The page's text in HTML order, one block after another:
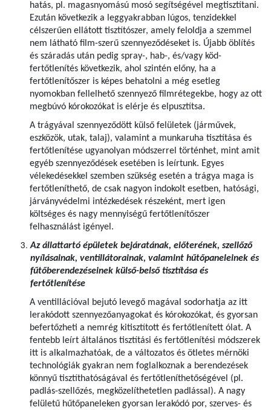
hatás, pl. magasnyomású mosó segítségével megtisztítani.
Ezután következik a leggyakrabban lúgos, tenzidekkel
célszerűen ellátott tisztítószer, amely feloldja a szemmel
nem látható film-szerű szennyeződéseket is. Újabb öblítés
és száradás után pedig spray-, hab-, és/vagy köd-
fertőtlenítés következik, ahol szintén előny, ha a
fertőtlenítőszer is képes behatolni a még esetleg
nyomokban fellelhető szennyező filmrétegekbe, hogy az ott
megbúvó kórokozókat is elérje és elpusztítsa.
A trágyával szennyeződött külső felületek (járművek,
eszközök, utak, talaj), valamint a munkaruha tisztítása és
fertőtlenítése ugyanolyan módszerrel történhet, mint amit
egyéb szennyeződések esetében is leírtunk. Egyes
vélekedésekkel szemben szükség esetén a trágya maga is
fertőtleníthető, de csak nagyon indokolt esetben, hatósági,
járványvédelmi intézkedések részeként, mert igen
költséges és nagy mennyiségű fertőtlenítőszer
felhasználást igényel.
Az állattartó épületek bejáratának, előterének, szellőző
nyílásainak, ventillátorainak, valamint hűtőpaneleinek és
fűtőberendezéseinek külső-belső tisztítása és
fertőtlenítése
A ventillációval bejutó levegő magával sodorhatja az itt
lerakódott szennyezőanyagokat és kórokozókat, és gyorsan
befertőzheti a nemrég kitisztított és fertőtlenített ólat. A
fentebb leírt általános tisztítási és fertőtlenítési módszerek
itt is alkalmazhatóak, de a változatos és ötletes mérnöki
technológiák gyakran nem foglalkoznak a berendezések
könnyű tisztíthatóságával és fertőtleníthetőségével (pl.
padlás-szellőzés, megközelíthetetlen padlással). A nagy
felületű hűtőpaneleken gyorsan lerakódó por, szerves- és